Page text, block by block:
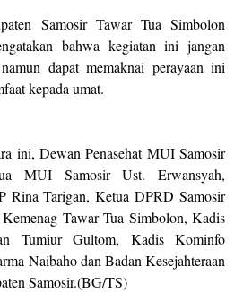
Samosir Tawar Tua Simbolon
bahwa kegiatan ini jangan
dapat memaknai perayaan ini
kepada umat.
ini, Dewan Penasehat MUI Samosir
MUI Samosir Ust. Erwansyah,
Rina Tarigan, Ketua DPRD Samosir
Tawar Tua Simbolon, Kadis
Tumiur Gultom, Kadis Kominfo
Naibaho dan Badan Kesejahteraan
Samosir.(BG/TS)